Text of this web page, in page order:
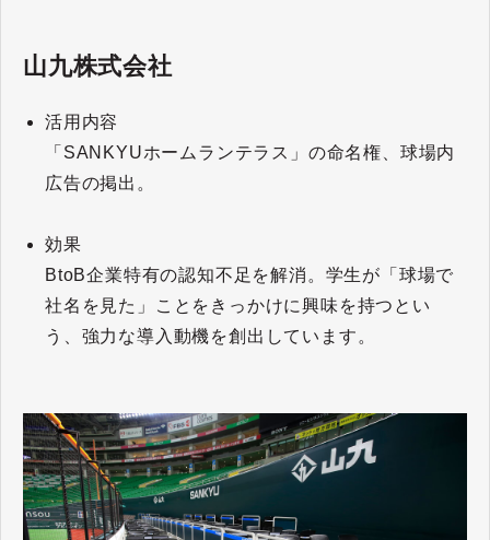
山九株式会社
活用内容
「SANKYUホームランテラス」の命名権、球場内
広告の掲出。
効果
BtoB企業特有の認知不足を解消。学生が「球場で
社名を見た」ことをきっかけに興味を持つとい
う、強力な導入動機を創出しています。